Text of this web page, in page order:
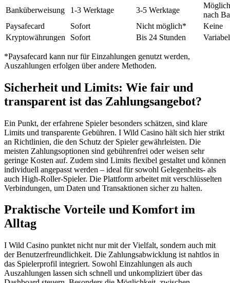
Banküberweisung
1-3 Werktage 3-5 Werktage
nach
Paysafecard
Sofort Nicht möglich*
Keine
Kryptowährungen
Sofort Bis 24 Stunden Variabel
*Paysafecard kann nur für Einzahlungen genutzt werden,
Auszahlungen erfolgen über andere Methoden.
Sicherheit und Limits: Wie fair und
transparent ist das Zahlungsangebot?
Ein Punkt, der erfahrene Spieler besonders schätzen, sind klare
Limits und transparente Gebühren. I Wild Casino hält sich hier strikt
an Richtlinien, die den Schutz der Spieler gewährleisten. Die
meisten Zahlungsoptionen sind gebührenfrei oder weisen sehr
geringe Kosten auf. Zudem sind Limits flexibel gestaltet und können
individuell angepasst werden – ideal für sowohl Gelegenheits- als
auch High-Roller-Spieler. Die Plattform arbeitet mit verschlüsselten
Verbindungen, um Daten und Transaktionen sicher zu halten.
Praktische Vorteile und Komfort im
Alltag
I Wild Casino punktet nicht nur mit der Vielfalt, sondern auch mit
der Benutzerfreundlichkeit. Die Zahlungsabwicklung ist nahtlos in
das Spielerprofil integriert. Sowohl Einzahlungen als auch
Auszahlungen lassen sich schnell und unkompliziert über das